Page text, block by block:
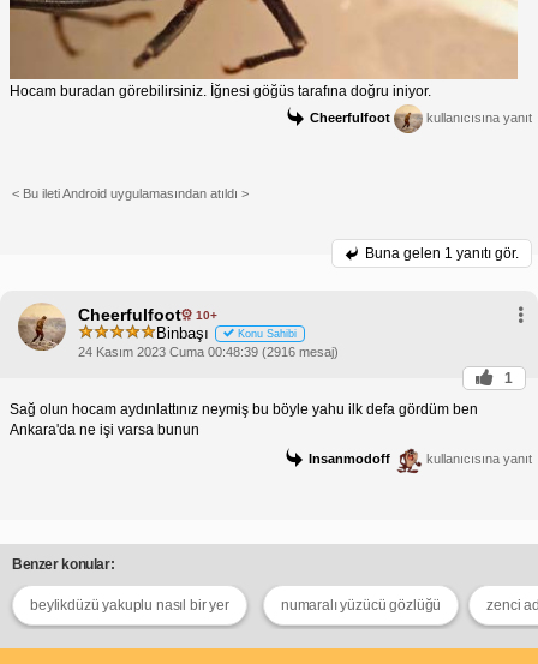
Hocam buradan görebilirsiniz. İğnesi göğüs tarafına doğru iniyor.
Cheerfulfoot kullanıcısına yanıt
< Bu ileti Android uygulamasından atıldı >
Buna gelen 1 yanıtı gör.
Cheerfulfoot 10+
Binbaşı Konu Sahibi
24 Kasım 2023 Cuma 00:48:39 (2916 mesaj)
1
Sağ olun hocam aydınlattınız neymiş bu böyle yahu ilk defa gördüm ben
Ankara'da ne işi varsa bunun
Insanmodoff kullanıcısına yanıt
Benzer konular:
beylikdüzü yakuplu nasıl bir yer numaralı yüzücü gözlüğü zenci